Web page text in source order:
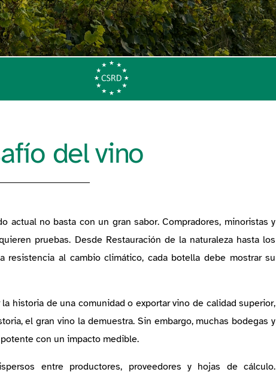
del vino
actual no basta con un gran sabor.Compradores, minoristas y
pruebas. Desde Restauración de la naturaleza hasta los
al cambio climático, cada botella debe mostrar su
historia de una comunidad o exportar vino de calidad superior,
el gran vino la demuestra. Sin embargo, muchas bodegas y
con un impacto medible.
entre productores, proveedores y hojas de cálculo.